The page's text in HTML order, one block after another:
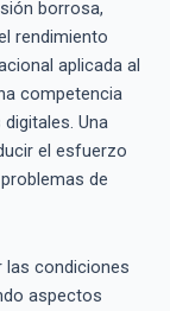
borrosa,
rendimiento
aplicada al
competencia
Una
el esfuerzo
de
las condiciones
aspectos